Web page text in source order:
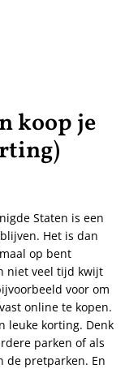
koop je
Staten is een
Het is dan
op bent
niet veel tijd kwijt
voor om
online te kopen.
leuke korting. Denk
parken of als
de pretparken. En